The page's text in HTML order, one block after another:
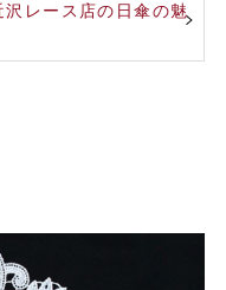
レース店の日傘の魅